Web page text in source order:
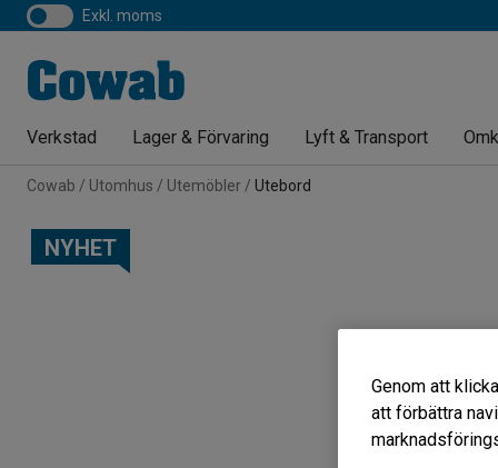
exkl. moms
Verkstad Lager & Förvaring Lyft & Transport
Cowab Utomhus Utemöbler Utebord
NYHET
Genom att
att förbättra